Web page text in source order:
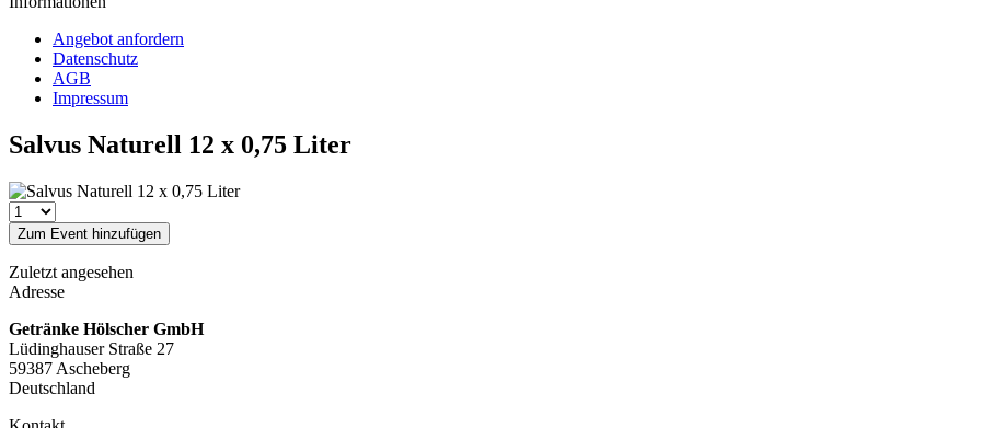
Angebot anfordern
Datenschutz
AGB
Impressum
Salvus Naturell 12 x 0,75 Liter
Zum Event hinzufügen
Zuletzt angesehen
Adresse
Getränke Hölscher GmbH
Lüdinghauser Straße 27
59387 Ascheberg
Deutschland